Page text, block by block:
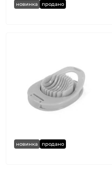
новинка продано
новинка продано